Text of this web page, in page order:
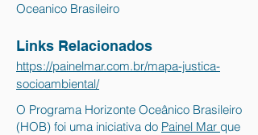
Oceanico Brasileiro
Links Relacionados
https://painelmar.com.br/mapa-justica-
socioambiental/
O Programa Horizonte Oceânico Brasileiro
(HOB)​ foi uma iniciativa do Painel Mar que